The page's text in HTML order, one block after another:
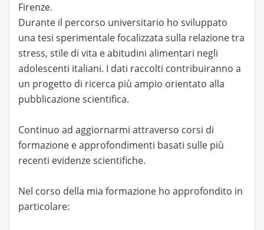
Firenze.
Durante il percorso universitario ho sviluppato
una tesi sperimentale focalizzata sulla relazione tra
stress, stile di vita e abitudini alimentari negli
adolescenti italiani. I dati raccolti contribuiranno a
un progetto di ricerca più ampio orientato alla
pubblicazione scientifica.
Continuo ad aggiornarmi attraverso corsi di
formazione e approfondimenti basati sulle più
recenti evidenze scientifiche.
Nel corso della mia formazione ho approfondito in
particolare: